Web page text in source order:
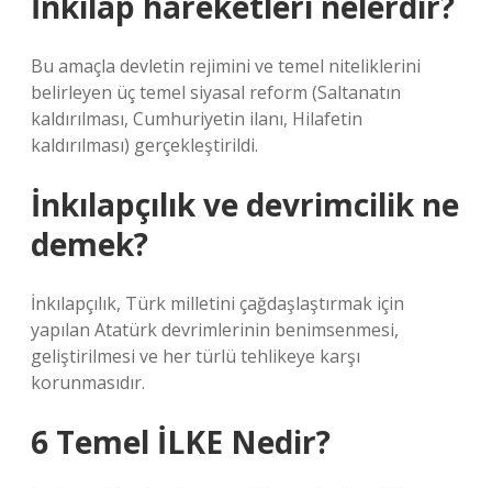
Bu amaçla devletin rejimini ve temel niteliklerini
belirleyen üç temel siyasal reform (Saltanatın
kaldırılması, Cumhuriyetin ilanı, Hilafetin
kaldırılması) gerçekleştirildi.
İnkılapçılık ve devrimcilik ne
demek?
İnkılapçılık, Türk milletini çağdaşlaştırmak için
yapılan Atatürk devrimlerinin benimsenmesi,
geliştirilmesi ve her türlü tehlikeye karşı
korunmasıdır.
6 Temel İLKE Nedir?